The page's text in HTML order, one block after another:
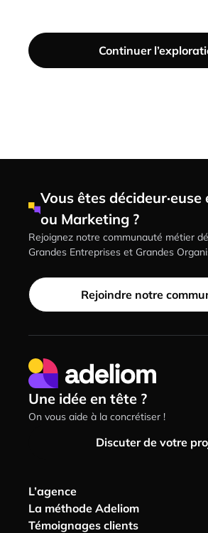
Continuer
Vous êtes
ou Marketing ?
Rejoignez notre communauté métier
Grandes Entreprises et Grandes
Rejoindre notre
Une idée en tête ?
On vous aide à la concrétiser !
Discuter de votre
L’agence
La méthode Adeliom
Témoignages clients